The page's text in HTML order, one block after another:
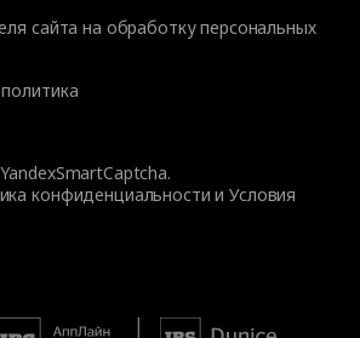
сайта на обработку персональных
конфиденциальности иУсловия